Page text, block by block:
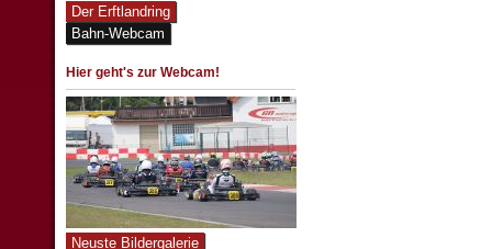
Der Erftlandring
Bahn-Webcam
Hier geht's zur Webcam!
Neuste Bildergalerie